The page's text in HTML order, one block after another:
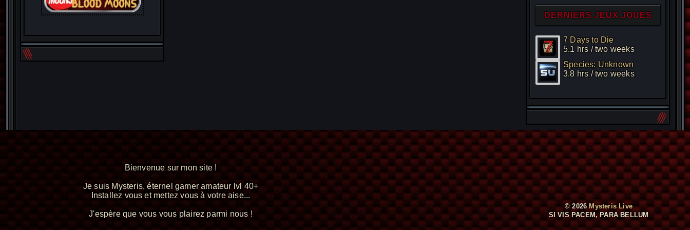
DERNIERS JEUX JOUES
7 Days to Die
5.1 hrs / two weeks
Species: Unknown
3.8 hrs / two weeks
Bienvenue sur mon site !
Je suis Mysteris, éternel gamer amateur lvl 40+
Installez vous et mettez vous à votre aise...
J'espère que vous vous plairez parmi nous !
© 2026Mysteris Live
SI VIS PACEM, PARA BELLUM